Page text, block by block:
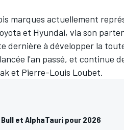
marques actuellement
et Hyundai, via son
dernière à développer la
l'an passé, et continue
et Pierre-Louis Loubet.
et AlphaTauri pour 2026